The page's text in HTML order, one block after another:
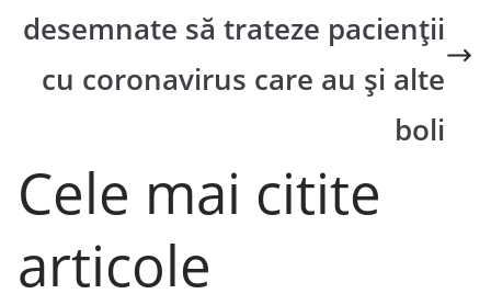
desemnate să trateze pacienții
cu coronavirus care au și alte
boli
Cele mai citite
articole